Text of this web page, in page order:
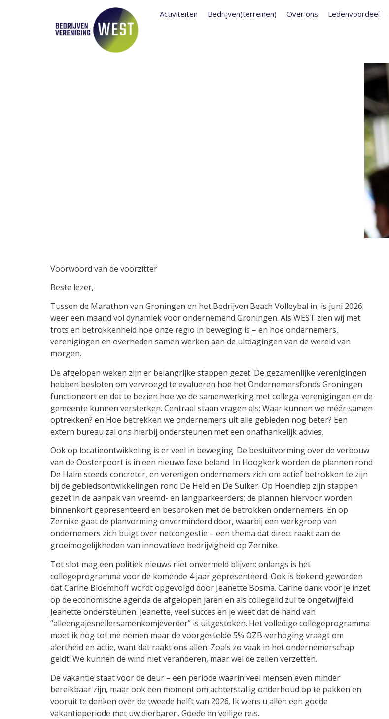
Activiteiten Bedrijven(terreinen) Over ons Ledenvoordeel
Voorwoord van de voorzitter
Beste lezer,
Tussen de Marathon van Groningen en het Bedrijven Beach Volleybal in, is juni 2026
weer een maand vol dynamiek voor ondernemend Groningen. Als WEST zien wij met
trots en betrokkenheid hoe onze regio in beweging is – en hoe ondernemers,
verenigingen en overheden samen werken aan de uitdagingen van de wereld van
morgen.
De afgelopen weken zijn er belangrijke stappen gezet. De gezamenlijke verenigingen
hebben besloten om vervroegd te evalueren hoe het Ondernemersfonds Groningen
functioneert en dat te bezien hoe we de samenwerking met collega-verenigingen en de
gemeente kunnen versterken. Centraal staan vragen als: Waar kunnen we méér samen
optrekken? en Hoe betrekken we ondernemers uit alle gebieden nog beter? Een
extern bureau zal ons hierbij ondersteunen met een onafhankelijk advies.
Ook op locatieontwikkeling is er veel in beweging. De besluitvorming over de verbouw
van de Oosterpoort is in een nieuwe fase beland. In Hoogkerk worden de plannen rond
De Halm steeds concreter, en verenigen ondernemers zich om actief betrokken te zijn
bij de gebiedsontwikkelingen rond De Held en De Suiker. Op Hoendiep zijn stappen
gezet in de aanpak van vreemd- en langparkeerders; de plannen hiervoor worden
binnenkort gepresenteerd en besproken met de betrokken ondernemers. En op
Zernike gaat de planvorming onverminderd door, waarbij een werkgroep van
ondernemers zich buigt over netcongestie – een thema dat direct raakt aan de
groeimogelijkheden van innovatieve bedrijvigheid op Zernike.
Tot slot mag een politiek nieuws niet onvermeld blijven: onlangs is het
collegeprogramma voor de komende 4 jaar gepresenteerd. Ook is bekend geworden
dat Carine Bloemhoff wordt opgevolgd door Jeanette Bosma. Carine dank voor je inzet
op de economische agenda de afgelopen jaren en als collegelid zul te ongetwijfeld
Jeanette ondersteunen. Jeanette, veel succes en je weet dat de hand van
“alleengajesnellersamenkomjeverder” is uitgestoken. Het volledige collegeprogramma
moet ik nog tot me nemen maar de voorgestelde 5% OZB-verhoging vraagt om
alertheid en actie, want dat raakt ons allen. Zoals zo vaak in het ondernemerschap
geldt: We kunnen de wind niet veranderen, maar wel de zeilen verzetten.
De vakantie staat voor de deur – een periode waarin veel mensen even minder
bereikbaar zijn, maar ook een moment om achterstallig onderhoud op te pakken en
vooruit te denken over de tweede helft van 2026. Ik wens u allen een goede
vakantieperiode met uw dierbaren. Goede en veilige reis.